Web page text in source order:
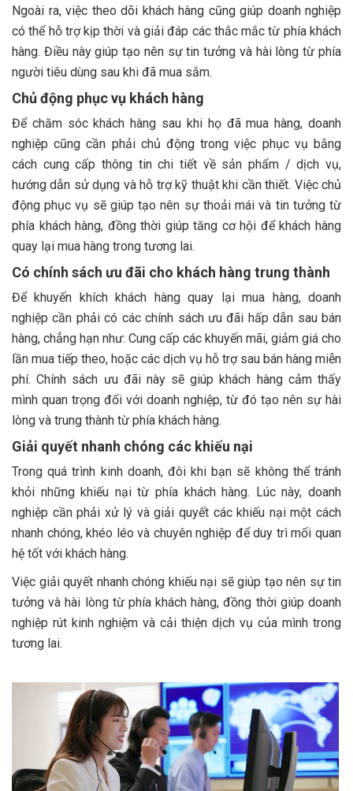
Ngoài ra, việc theo dõi khách hàng cũng giúp doanh nghiệp
có thể hỗ trợ kịp thời và giải đáp các thắc mắc từ phía khách
hàng. Điều này giúp tạo nên sự tin tưởng và hài lòng từ phía
người tiêu dùng sau khi đã mua sắm.
Chủ động phục vụ khách hàng
Để chăm sóc khách hàng sau khi họ đã mua hàng, doanh
nghiệp cũng cần phải chủ động trong việc phục vụ bằng
cách cung cấp thông tin chi tiết về sản phẩm / dịch vụ,
hướng dẫn sử dụng và hỗ trợ kỹ thuật khi cần thiết. Việc chủ
động phục vụ sẽ giúp tạo nên sự thoải mái và tin tưởng từ
phía khách hàng, đồng thời giúp tăng cơ hội để khách hàng
quay lại mua hàng trong tương lai.
Có chính sách ưu đãi cho khách hàng trung thành
Để khuyến khích khách hàng quay lại mua hàng, doanh
nghiệp cần phải có các chính sách ưu đãi hấp dẫn sau bán
hàng, chẳng hạn như: Cung cấp các khuyến mãi, giảm giá cho
lần mua tiếp theo, hoặc các dịch vụ hỗ trợ sau bán hàng miễn
phí. Chính sách ưu đãi này sẽ giúp khách hàng cảm thấy
mình quan trọng đối với doanh nghiệp, từ đó tạo nên sự hài
lòng và trung thành từ phía khách hàng.
Giải quyết nhanh chóng các khiếu nại
Trong quá trình kinh doanh, đôi khi bạn sẽ không thể tránh
khỏi những khiếu nại từ phía khách hàng. Lúc này, doanh
nghiệp cần phải xử lý và giải quyết các khiếu nại một cách
nhanh chóng, khéo léo và chuyên nghiệp để duy trì mối quan
hệ tốt với khách hàng.
Việc giải quyết nhanh chóng khiếu nại sẽ giúp tạo nên sự tin
tưởng và hài lòng từ phía khách hàng, đồng thời giúp doanh
nghiệp rút kinh nghiệm và cải thiện dịch vụ của mình trong
tương lai.